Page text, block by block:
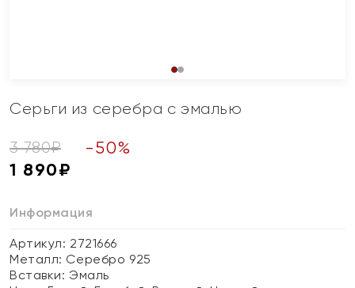
Серьги из серебра с эмалью
3 780₽ -50%
1 890₽
Информация
Артикул: 2721666
Металл: Серебро 925
Вставки:Эмаль